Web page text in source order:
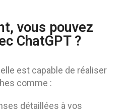
vous pouvez
ChatGPT ?
est capable de réaliser
comme :
détaillées à vos